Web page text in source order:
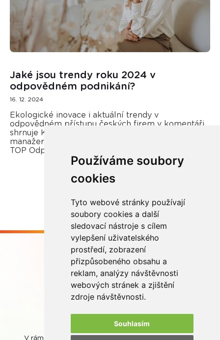
Používáme soubory
cookies
Tyto webové stránky používají
soubory cookies a další
sledovací nástroje s cílem
vylepšení uživatelského
prostředí, zobrazení
přizpůsobeného obsahu a
reklam, analýzy návštěvnosti
webových stránek a zjištění
zdroje návštěvnosti.
Souhlasím
Jaké jsou trendy roku 2024 v
odpovědném podnikání?
16. 12. 2024
Ekologické inovace i aktuální trendy v
odpovědném přístupu českých firem v komentáři
shrnuje Kateřina Opletal Průchová, regionální
manažerka REMA Systém a porotkyně soutěže
TOP Odpovědná firma.
Buďme ve spojení
V rámci zpětného odběru odpadních přenosných baterií